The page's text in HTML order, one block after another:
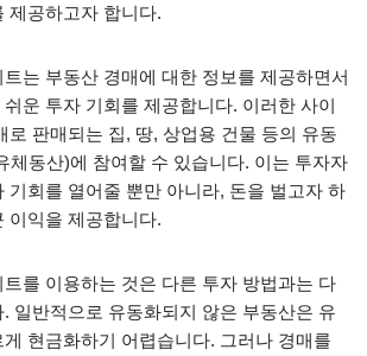
제공하고자 합니다.
는 부동산 경매에 대한 정보를 제공하면서
운 투자 기회를 제공합니다. 이러한 사이
로 판매되는 집, 땅, 상업용 건물 등의 유동
체동산)에 참여할 수 있습니다. 이는 투자자
기회를 열어줄 뿐만 아니라, 돈을 벌고자 하
이익을 제공합니다.
를 이용하는 것은 다른 투자 방법과는 다
일반적으로 유동화되지 않은 부동산은 유
현금화하기 어렵습니다. 그러나 경매를